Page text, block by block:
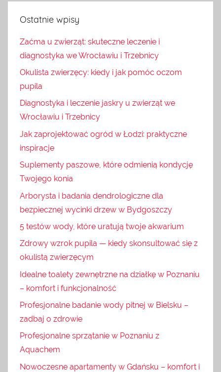
Ostatnie wpisy
Zaćma u zwierząt: skuteczne leczenie i
diagnostyka we Wrocławiu i Trzebnicy
Okulista zwierzęcy: kiedy i jak pomóc oczom
pupila
Diagnostyka i leczenie jaskry u zwierząt we
Wrocławiu i Trzebnicy
Jak zaprojektować ogród w Łodzi: praktyczne
inspiracje
Suplementy paszowe, które odmienią kondycję
Twojego konia
Arborysta i badania dendrologiczne dla
bezpiecznej wycinki drzew w Bydgoszczy
5 testów wody, które uratują twoje akwarium
Zdrowy wzrok pupila — kiedy skonsultować się z
okulistą zwierzęcym
Idealne toalety zewnętrzne na działkę w Poznaniu
– komfort i funkcjonalność
Profesjonalne badanie wody pitnej w Bielsku –
zadbaj o zdrowie
Profesjonalne sprzątanie w Poznaniu z
Aquachem
Nowoczesne apartamenty w Gdańsku – komfort i